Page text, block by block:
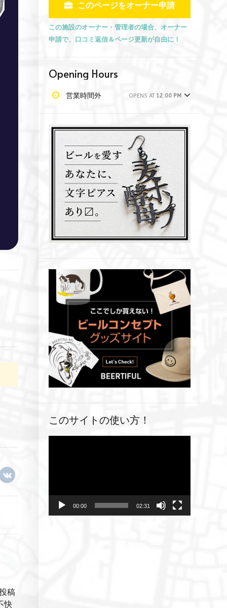
稿
快
このページをオーナー申請
この施設のオーナー・管理者の場合、オーナー
申請で、口コミ返信＆ページ更新が自由に！
Opening Hours
営業時間外 OPENS AT 12:00 PM
このサイトの使い方！
ー
00:00 02:31